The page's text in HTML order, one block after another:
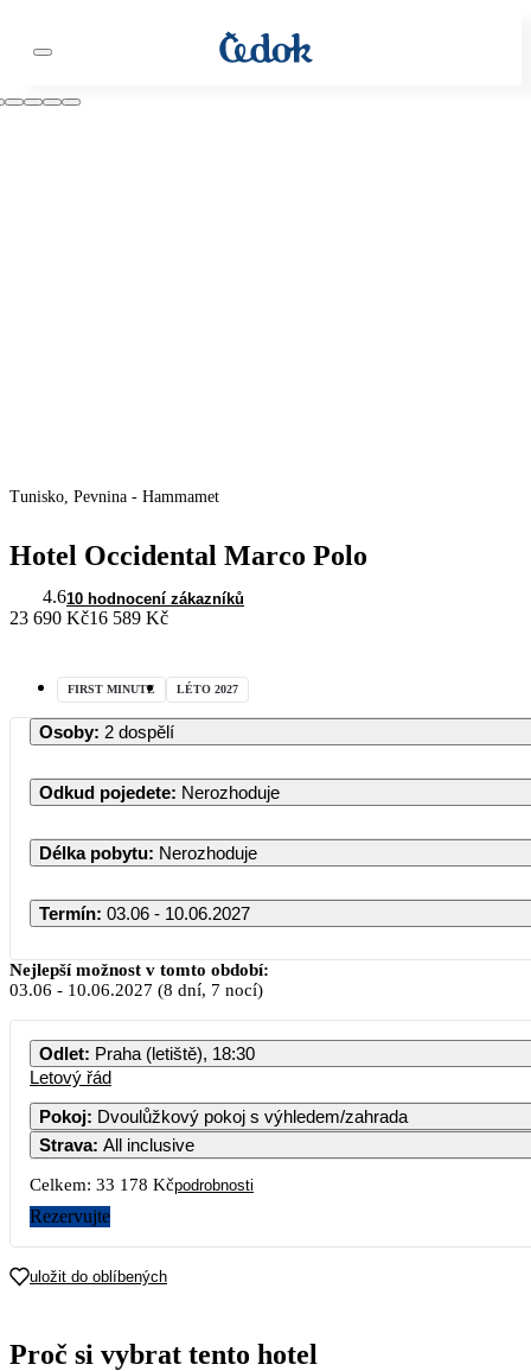
Tunisko, Pevnina - Hammamet
Hotel Occidental Marco Polo
4.610 hodnocení zákazníků
23 690 Kč16 589 Kč
FIRST MINUTE LÉTO 2027
Osoby: 2 dospělí
Odkud pojedete: Nerozhoduje
Délka pobytu: Nerozhoduje
Termín: 03.06 - 10.06.2027
Červen 2027
PO ÚT ST ČT PÁ SO
16 589
Nejlepší možnost v tomto období:
03.06 - 10.06.2027 (8 dní, 7 nocí)
Odlet: Praha (letiště), 18:30
Letový řád
Pokoj: Dvoulůžkový pokoj s výhledem/zahrada
Strava: All inclusive
Celkem: 33 178 Kčpodrobnosti
Rezervujte
uložit do oblíbených
Proč si vybrat tento hotel